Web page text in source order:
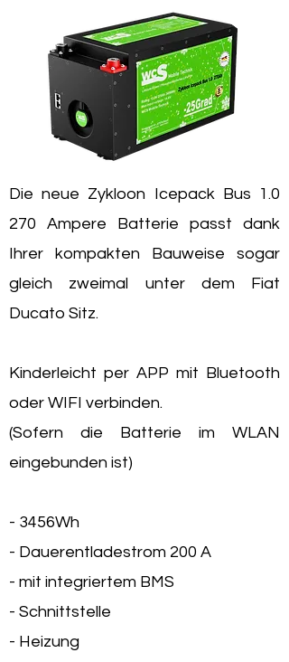
Die neue Zykloon Icepack Bus 1.0
270 Ampere Batterie passt dank
Ihrer kompakten Bauweise sogar
gleich zweimal unter dem Fiat
Ducato Sitz.
Kinderleicht per APP mit Bluetooth
oder WIFI verbinden.
(Sofern die Batterie im WLAN
eingebunden ist)
- 3456Wh
- Dauerentladestrom 200 A
- mit integriertem BMS
- Schnittstelle
- Heizung